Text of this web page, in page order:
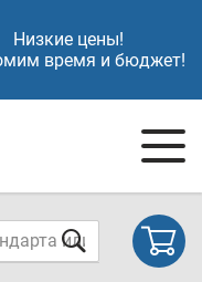
Низкие цены!
время и бюджет!